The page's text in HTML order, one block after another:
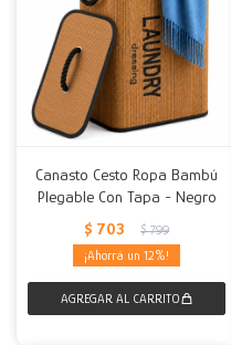
Canasto Cesto Ropa Bambú
Plegable Con Tapa - Negro
$ 703 $ 799
12